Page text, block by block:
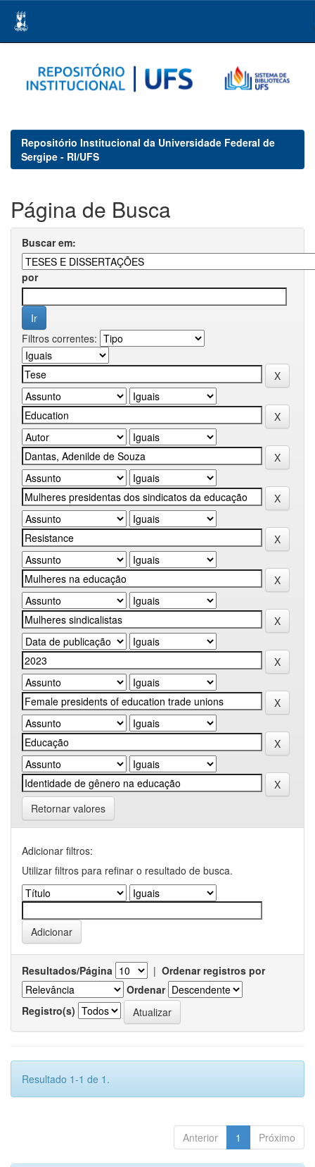
navigation
Repositório Institucional da Universidade Federal de
Sergipe - RI/UFS
Página de Busca
Buscar em:
por
Filtros correntes:
Retornar valores
Adicionar filtros:
Utilizar filtros para refinar o resultado de busca.
Resultados/Página | Ordenar registros por
Ordenar
Registro(s)
Resultado 1-1 de 1.
Anterior 1 Próximo